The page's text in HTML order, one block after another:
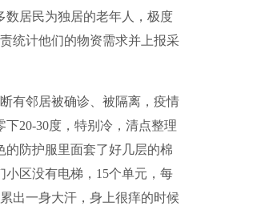
数居民为独居的老年人，极度
统计他们的物资需求并上报采
有邻居被确诊、被隔离，疫情
20-30度，特别冷，清点整理
防护服里面套了好几层的棉
区没有电梯，15个单元，每
出一身大汗，身上很痒的时候